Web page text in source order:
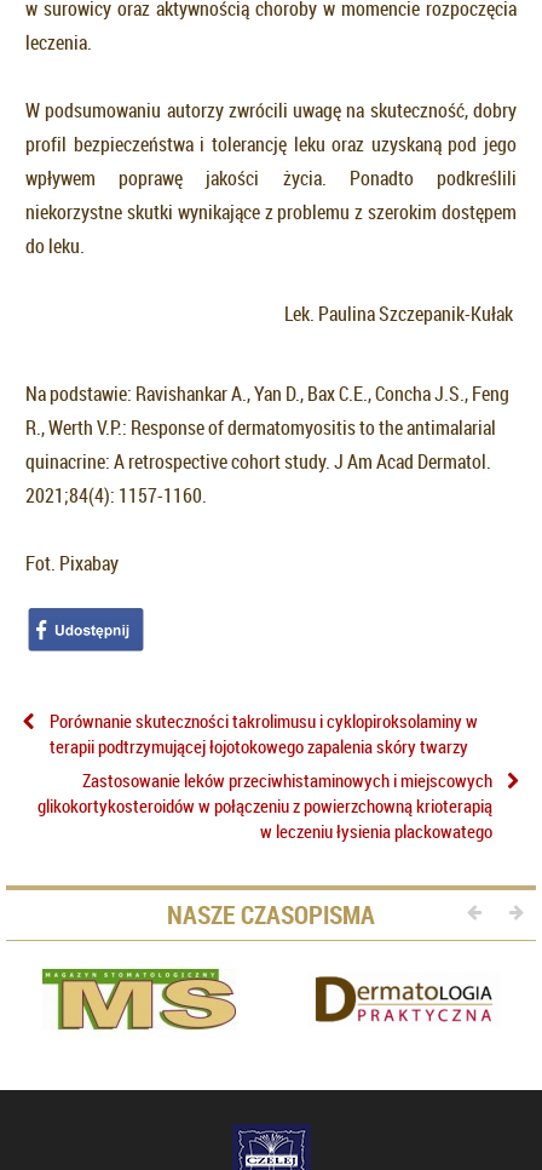
w surowicy oraz aktywnością choroby w momencie rozpoczęcia
leczenia.
W podsumowaniu autorzy zwrócili uwagę na skuteczność, dobry
profil bezpieczeństwa i tolerancję leku oraz uzyskaną pod jego
wpływem poprawę jakości życia. Ponadto podkreślili
niekorzystne skutki wynikające z problemu z szerokim dostępem
do leku.
Lek. Paulina Szczepanik-Kułak
Na podstawie: Ravishankar A., Yan D., Bax C.E., Concha J.S., Feng
R., Werth V.P.: Response of dermatomyositis to the antimalarial
quinacrine: A retrospective cohort study. J Am Acad Dermatol.
2021;84(4): 1157-1160.
Fot. Pixabay
Porównanie skuteczności takrolimusu i cyklopiroksolaminy w
terapii podtrzymującej łojotokowego zapalenia skóry twarzy
Zastosowanie leków przeciwhistaminowych i miejscowych
glikokortykosteroidów w połączeniu z powierzchowną krioterapią
w leczeniu łysienia plackowatego
NASZE CZASOPISMA